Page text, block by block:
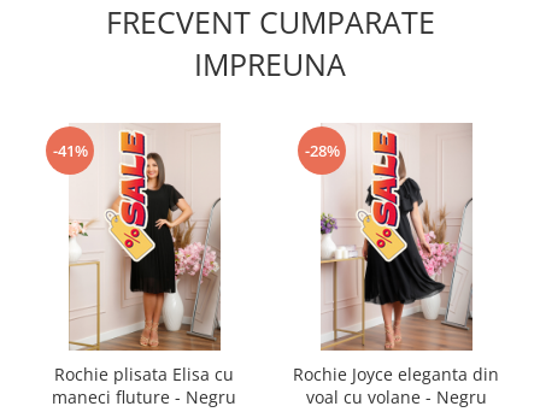
FRECVENT CUMPARATE
IMPREUNA
-41%
Rochie plisata Elisa cu
maneci fluture - Negru
-28%
Rochie Joyce eleganta din
voal cu volane - Negru